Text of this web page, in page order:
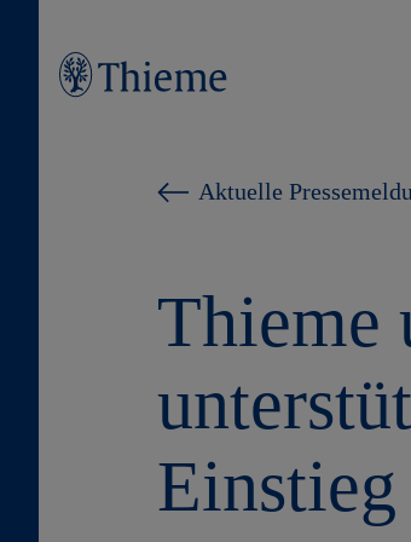
Aktuelle
Thieme
Einstieg